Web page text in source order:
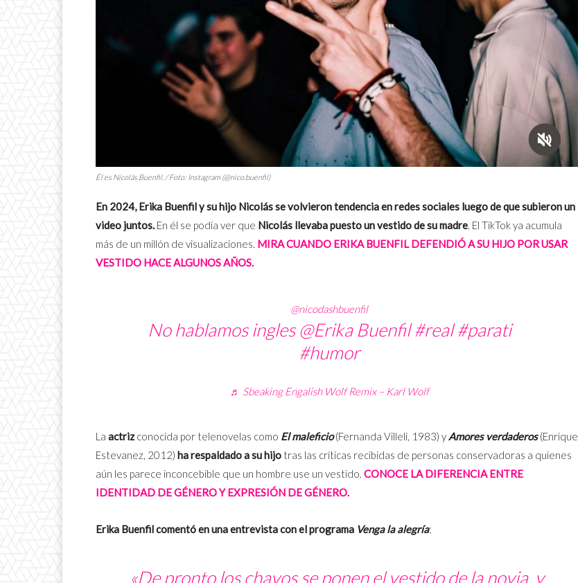
Él es Nicolás Buenfil. / Foto: Instagram (@nico.buenfil)
En 2024, Erika Buenfil y su hijo Nicolás se volvieron tendencia en redes sociales luego de que subieron un
video juntos. En él se podía ver que Nicolás llevaba puesto un vestido de su madre. El TikTok ya acumula
más de un millón de visualizaciones. MIRA CUANDO ERIKA BUENFIL DEFENDIÓ A SU HIJO POR USAR
VESTIDO HACE ALGUNOS AÑOS.
@nicodashbuenfil
No hablamos ingles @Erika Buenfil#real #parati
#humor
♬ Sbeaking Engalish Wolf Remix – Karl Wolf
La actrizconocida por telenovelas como El maleficio(Fernanda Villeli, 1983) yAmores verdaderos(Enrique
Estevanez, 2012) ha respaldado a su hijo tras las críticas recibidas de personas conservadoras a quienes
aún les parece inconcebible que un hombre use un vestido. CONOCE LA DIFERENCIA ENTRE
IDENTIDAD DE GÉNERO Y EXPRESIÓN DE GÉNERO.
Erika Buenfil comentó en una entrevista con el programa Venga la alegría:
«De pronto los chavos se ponen el vestido de la novia, y